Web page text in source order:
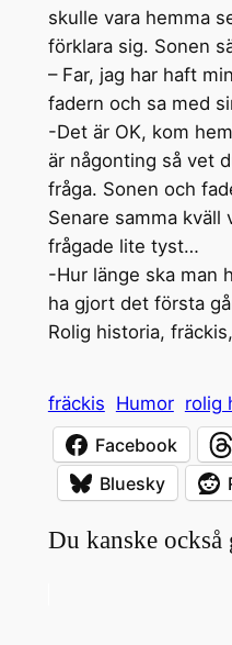
skulle vara hemma
förklara sig. Sonen
– Far, jag har haft
fadern och sa med
-Det är OK, kom
är någonting så vet
fråga. Sonen och
Senare samma kväll
frågade lite tyst…
-Hur länge ska man
ha gjort det första
Rolig historia,
fräckis Humor rolig
Facebook
Bluesky
Du kanske också